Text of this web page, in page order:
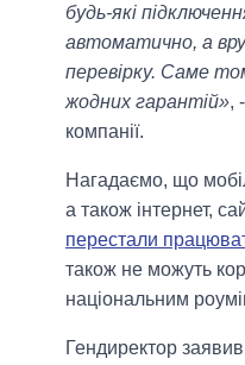
будь-які
автоматично, а
перевірку. Саме
жодних гарантій»,
компанії.
Нагадаємо, що
а також інтернет,
перестали
також не можуть
національним
Гендиректор